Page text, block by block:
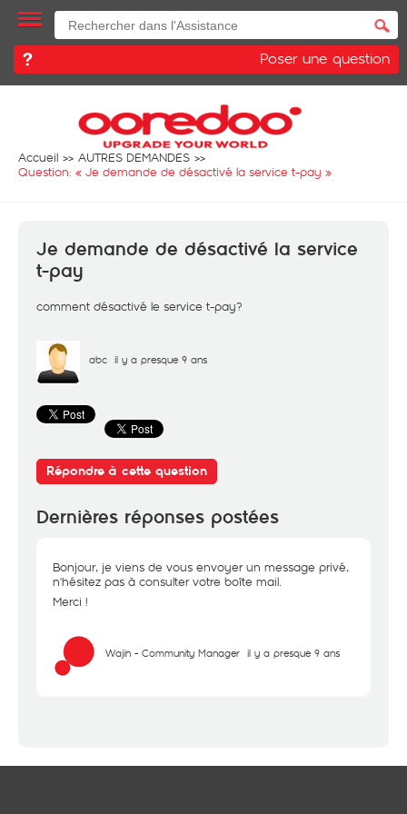
Poser une question
Accueil
AUTRES DEMANDES
Question: « Je demande de désactivé la service t-pay »
Je demande de désactivé la service
t-pay
comment désactivé le service t-pay?
abc il y a presque 9 ans
Répondre à cette question
Dernières réponses postées
Bonjour, je viens de vous envoyer un message privé,
n'hésitez pas à consulter votre boîte mail.
Merci !
Wajih - Community Manager il y a presque 9 ans